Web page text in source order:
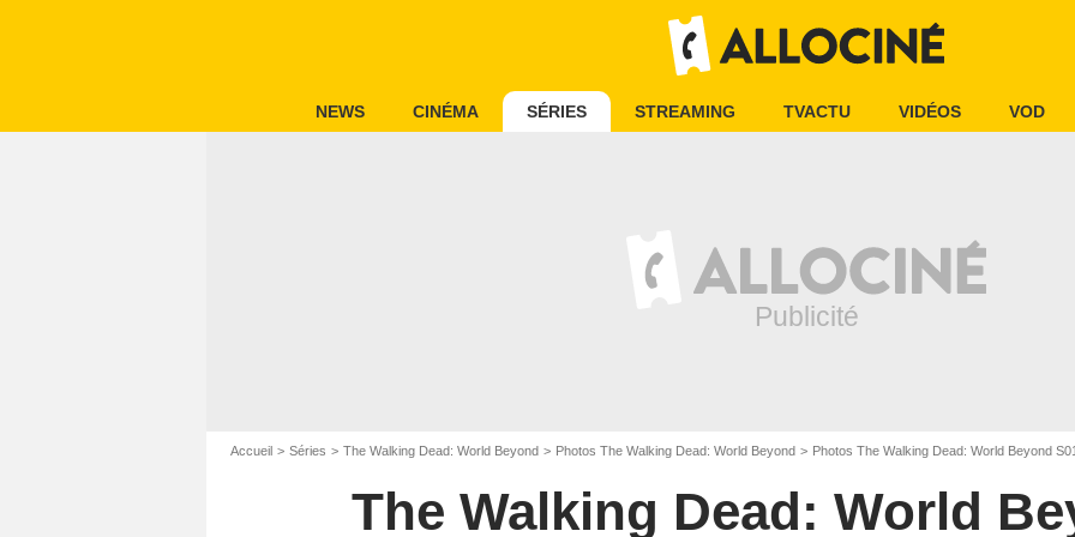
NEWS CINÉMA SÉRIES STREAMING TVACTU VIDÉOS VOD
Accueil Séries The Walking Dead: World Beyond Photos The Walking Dead: World Beyond Photos The Walking Dead: World Beyond S01
The Walking Dead: World